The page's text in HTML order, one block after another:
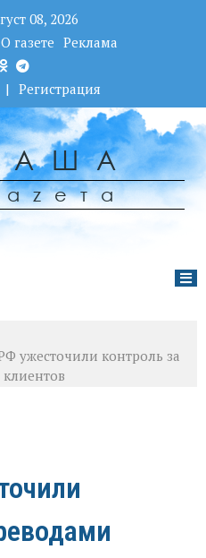
08, 2026
О газете Реклама
| Регистрация
ужесточили контроль за